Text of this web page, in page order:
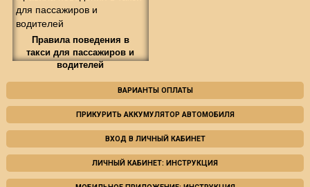
Правила поведения в
такси для пассажиров и
водителей
ВАРИАНТЫ ОПЛАТЫ
ПРИКУРИТЬ АККУМУЛЯТОР АВТОМОБИЛЯ
ВХОД В ЛИЧНЫЙ КАБИНЕТ
ЛИЧНЫЙ КАБИНЕТ: ИНСТРУКЦИЯ